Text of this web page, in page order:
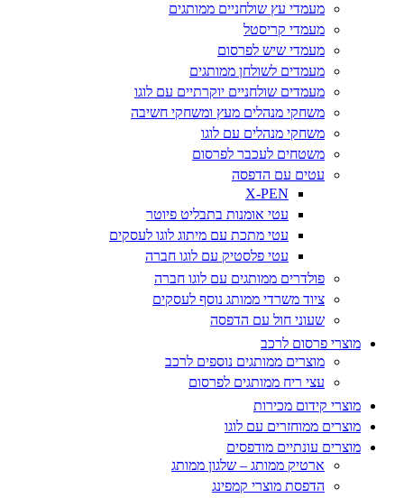
מעמדי עץ שולחניים ממותגים
מעמדי קריסטל
מעמדי שיש לפרסום
מעמדים לשולחן ממותגים
מעמדים שולחניים יוקרתיים עם לוגו
משחקי מנהלים מעץ ומשחקי חשיבה
משחקי מנהלים עם לוגו
משטחים לעכבר לפרסום
עטים עם הדפסה
X-PEN
עטי אומנות בתבליט פיוטר
עטי מתכת עם מיתוג לוגו לעסקים
עטי פלסטיק עם לוגו חברה
פולדרים ממותגים עם לוגו חברה
ציוד משרדי ממותג נוסף לעסקים
שעוני חול עם הדפסה
מוצרי פרסום לרכב
מוצרים ממותגים נוספים לרכב
עצי ריח ממותגים לפרסום
מוצרי קידום מכירות
מוצרים ממוחזרים עם לוגו
מוצרים עונתיים מודפסים
ארטיק ממותג – שלגון ממותג
הדפסת מוצרי קמפינג